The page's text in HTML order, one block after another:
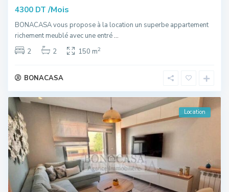
4300 DT /Mois
BONACASA vous propose à la location un superbe appartement
richement meublé avec une entré...
2
2 150 m2
BONACASA
Location